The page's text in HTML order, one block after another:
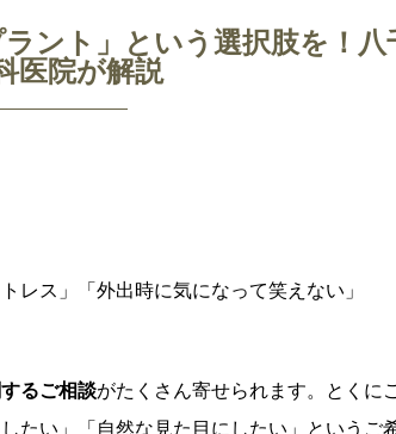
ント」という選択肢を！八
医院が解説
レス」「外出時に気になって笑えない」
るご相談がたくさん寄せられます。とくに
たい」「自然な見た目にしたい」というご